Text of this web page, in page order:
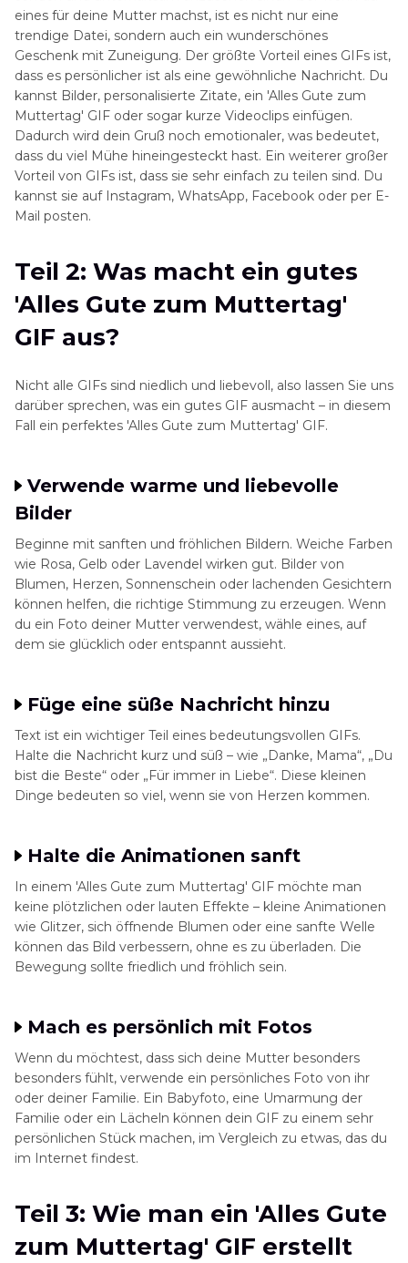
Teil 4: Top-Tools zur Erstellung von 'Alles Gute
zum Muttertag' GIFs
Teil 5: Bonus-Tipp: Versuche HitPaw Univd, um
jedes Video in ein Muttertags-GIF zu
verwandeln
Teil 6: Häufig gestellte Fragen zur Erstellung
von 'Alles Gute zum Muttertag' GIFs
eines für deine Mutter machst, ist es nicht nur eine
trendige Datei, sondern auch ein wunderschönes
Geschenk mit Zuneigung. Der größte Vorteil eines GIFs ist,
dass es persönlicher ist als eine gewöhnliche Nachricht. Du
kannst Bilder, personalisierte Zitate, ein 'Alles Gute zum
Muttertag' GIF oder sogar kurze Videoclips einfügen.
Dadurch wird dein Gruß noch emotionaler, was bedeutet,
dass du viel Mühe hineingesteckt hast. Ein weiterer großer
Vorteil von GIFs ist, dass sie sehr einfach zu teilen sind. Du
kannst sie auf Instagram, WhatsApp, Facebook oder per E-
Mail posten.
Teil 2: Was macht ein gutes
'Alles Gute zum Muttertag'
GIF aus?
Nicht alle GIFs sind niedlich und liebevoll, also lassen Sie uns
darüber sprechen, was ein gutes GIF ausmacht – in diesem
Fall ein perfektes 'Alles Gute zum Muttertag' GIF.
Verwende warme und liebevolle
Bilder
Beginne mit sanften und fröhlichen Bildern. Weiche Farben
wie Rosa, Gelb oder Lavendel wirken gut. Bilder von
Blumen, Herzen, Sonnenschein oder lachenden Gesichtern
können helfen, die richtige Stimmung zu erzeugen. Wenn
du ein Foto deiner Mutter verwendest, wähle eines, auf
dem sie glücklich oder entspannt aussieht.
Füge eine süße Nachricht hinzu
Text ist ein wichtiger Teil eines bedeutungsvollen GIFs.
Halte die Nachricht kurz und süß – wie „Danke, Mama“, „Du
bist die Beste“ oder „Für immer in Liebe“. Diese kleinen
Dinge bedeuten so viel, wenn sie von Herzen kommen.
Halte die Animationen sanft
In einem 'Alles Gute zum Muttertag' GIF möchte man
keine plötzlichen oder lauten Effekte – kleine Animationen
wie Glitzer, sich öffnende Blumen oder eine sanfte Welle
können das Bild verbessern, ohne es zu überladen. Die
Bewegung sollte friedlich und fröhlich sein.
Mach es persönlich mit Fotos
Wenn du möchtest, dass sich deine Mutter besonders
besonders fühlt, verwende ein persönliches Foto von ihr
oder deiner Familie. Ein Babyfoto, eine Umarmung der
Familie oder ein Lächeln können dein GIF zu einem sehr
persönlichen Stück machen, im Vergleich zu etwas, das du
im Internet findest.
Teil 3: Wie man ein 'Alles Gute
zum Muttertag' GIF erstellt